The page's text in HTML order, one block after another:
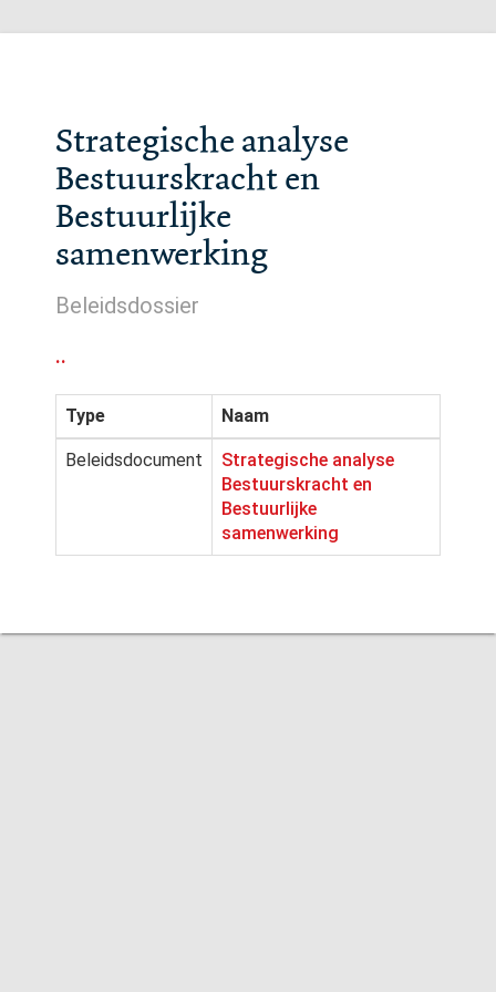
Strategische analyse
Bestuurskracht en
Bestuurlijke
samenwerking
Beleidsdossier
..
Type Naam
Beleidsdocument
Strategische analyse
Bestuurskracht en
Bestuurlijke
samenwerking